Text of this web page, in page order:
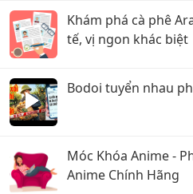
Khám phá cà phê
tế, vị ngon khác biệt
Bodoi tuyển nhau
Móc Khóa Anime -
Anime Chính Hãng